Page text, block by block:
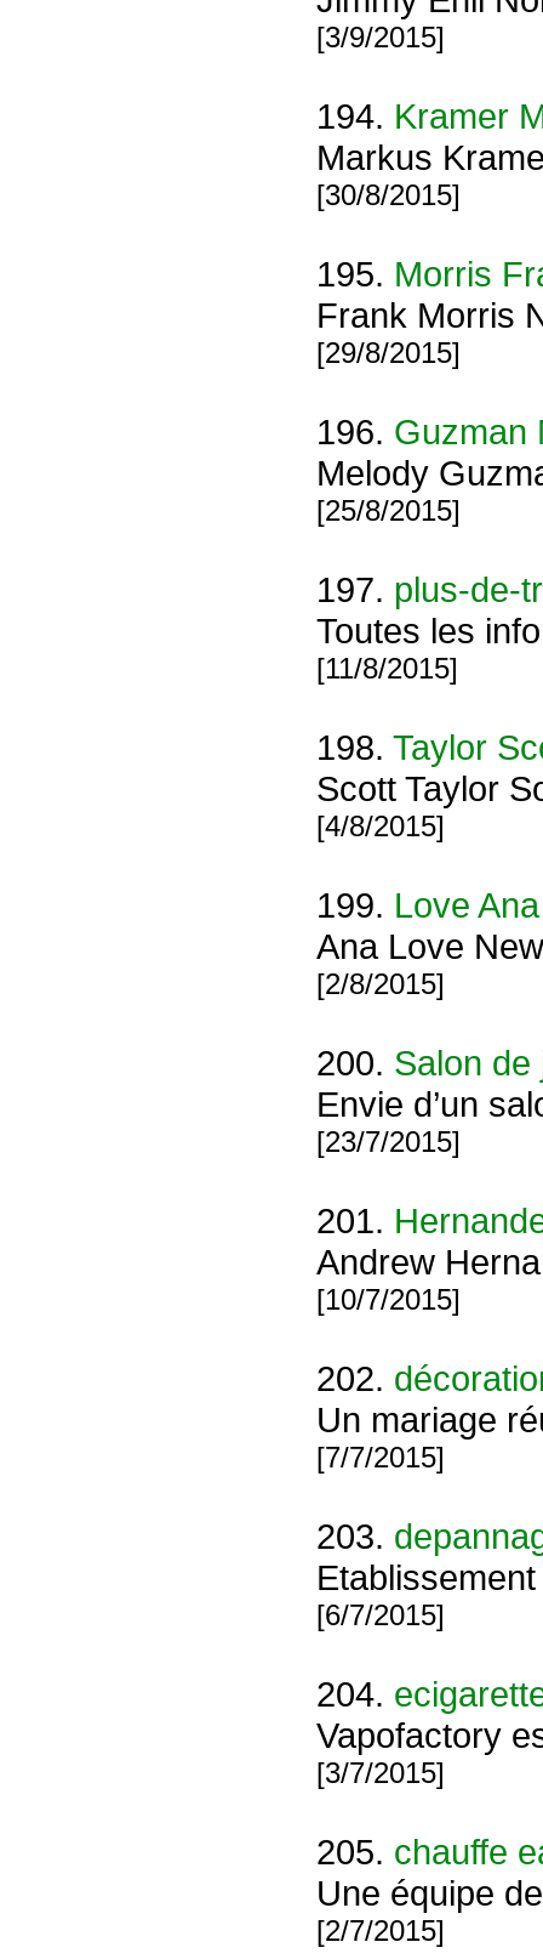
[3/9/2015]
194. Kramer
Markus
[30/8/2015]
195. Morris
Frank Morris
[29/8/2015]
196. Guzman
Melody
[25/8/2015]
197. plus-de-
Toutes les
[11/8/2015]
198. Taylor
Scott Taylor
[4/8/2015]
199. Love Ana
Ana Love
[2/8/2015]
200. Salon de
Envie d’un
[23/7/2015]
201.
Andrew
[10/7/2015]
202.
Un mariage
[7/7/2015]
203.
[6/7/2015]
204.
Vapofactory
[3/7/2015]
205. chauffe
Une équipe
[2/7/2015]